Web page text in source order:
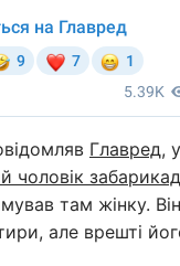
Главред,
чоловік
там жінку.
але врешті